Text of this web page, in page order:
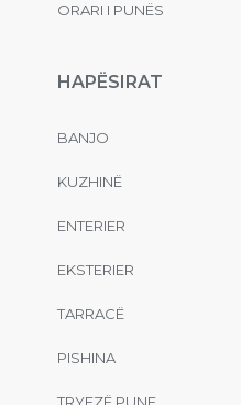
ORARI I PUNËS
HAPËSIRAT
BANJO
KUZHINË
ENTERIER
EKSTERIER
TARRACË
PISHINA